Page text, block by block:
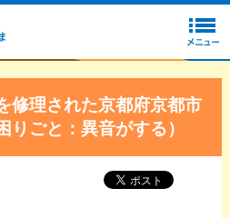
修理された京都府京都市
ごと：異音がする）